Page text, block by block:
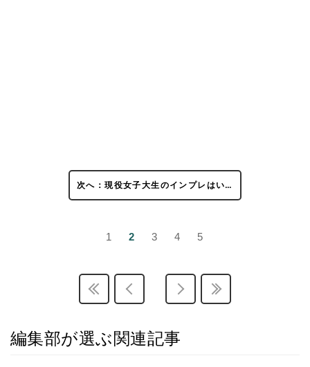
次へ：現役女子大生のインプレはい…
1 2 3 4 5
編集部が選ぶ関連記事